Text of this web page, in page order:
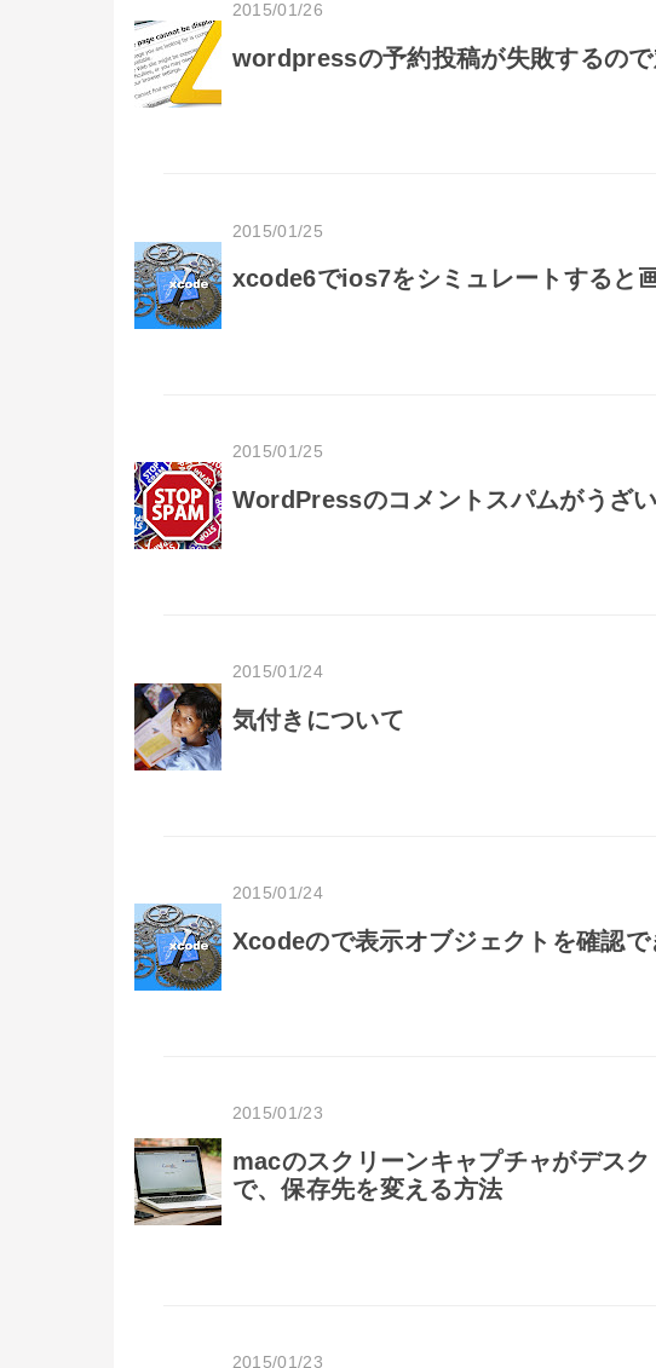
2015/01/26
wordpressの予約投稿が失敗するの
2015/01/25
xcode6でios7をシミュレートすると
2015/01/25
WordPressのコメントスパムがうざ
2015/01/24
気付きについて
2015/01/24
Xcodeので表示オブジェクトを確認
2015/01/23
macのスクリーンキャプチャがデス
で、保存先を変える方法
2015/01/23